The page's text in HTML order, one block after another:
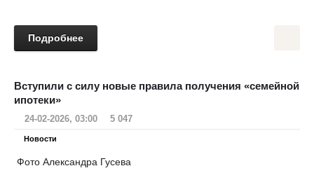
Подробнее
Вступили с силу новые правила получения «семейной
ипотеки»
24-02-2026, 03:00 5 047
Новости
Фото Александра Гусева